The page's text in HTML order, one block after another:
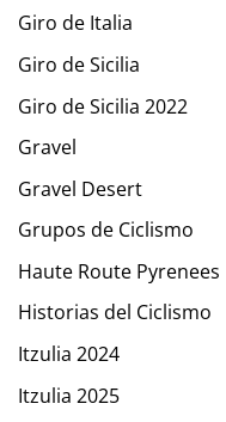
Giro de Italia
Giro de Sicilia
Giro de Sicilia 2022
Gravel
Gravel Desert
Grupos de Ciclismo
Haute Route Pyrenees
Historias del Ciclismo
Itzulia 2024
Itzulia 2025